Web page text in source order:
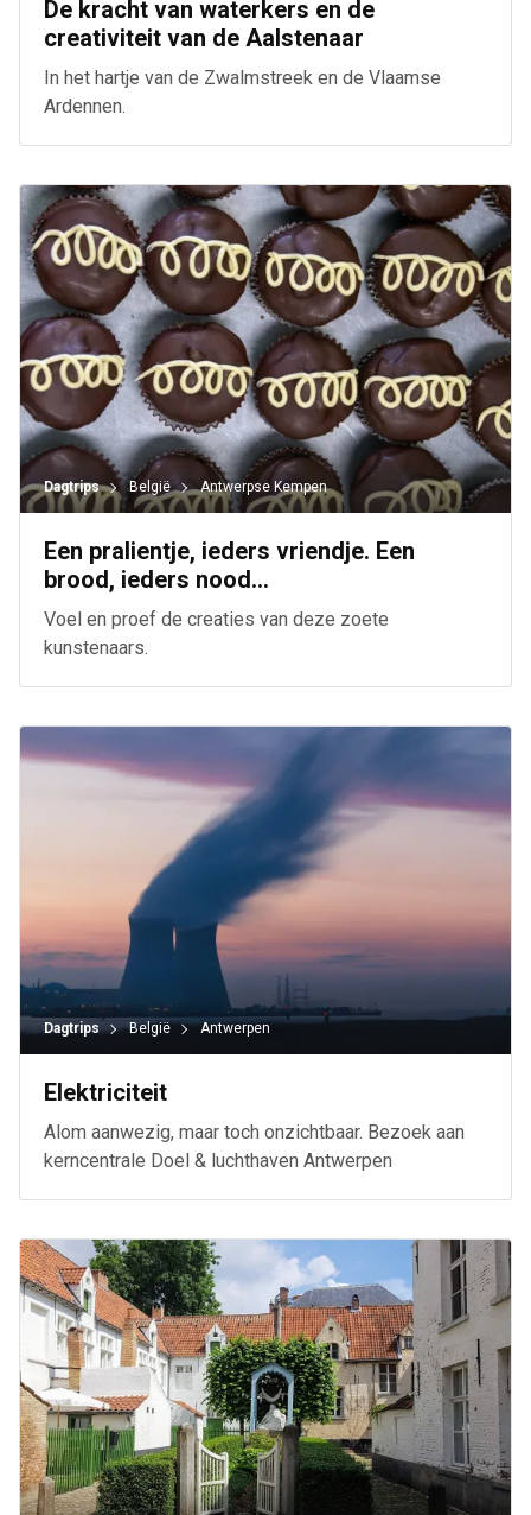
De kracht van waterkers en de
creativiteit van de Aalstenaar
In het hartje van de Zwalmstreek en de Vlaamse
Ardennen.
Dagtrips België Antwerpse Kempen
Een pralientje, ieders vriendje. Een
brood, ieders nood...
Voel en proef de creaties van deze zoete
kunstenaars.
Dagtrips België Antwerpen
Elektriciteit
Alom aanwezig, maar toch onzichtbaar. Bezoek aan
kerncentrale Doel & luchthaven Antwerpen